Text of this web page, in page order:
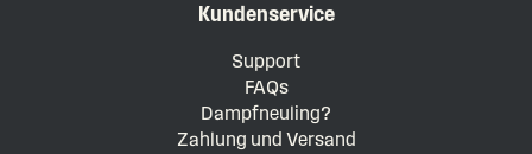
Kundenservice
Support
FAQs
Dampfneuling?
Zahlung und Versand